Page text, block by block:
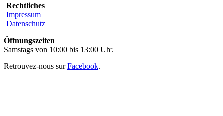
Rechtliches
Impressum
Datenschutz
Öffnungszeiten
Samstags von 10:00 bis 13:00 Uhr.
Retrouvez-nous surFacebook.